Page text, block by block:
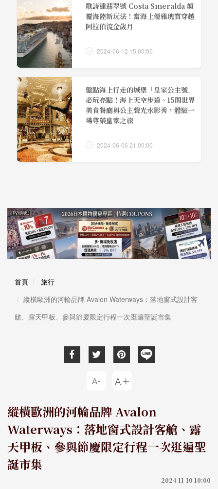
歌詩達翡翠號 Costa Smeralda 顛
覆海陸新玩法！當海上優雅瑰寶穿越
阿拉伯流金歲月
2024-06-12 15:00:00
盤點海上行走的城堡「皇家公主號」
必玩亮點！海上天空步道、15間世界
美食餐廳與公主聲光水影秀，體驗一
場尊榮皇家之旅
2024-06-06 21:00:00
首頁
旅行
縱橫歐洲的河輪品牌 Avalon Waterways：落地窗式設計客
艙、露天甲板、參與節慶限定行程一次逛遍聖誕市集
縱橫歐洲的河輪品牌 Avalon
Waterways：落地窗式設計客艙、露
天甲板、參與節慶限定行程一次逛遍聖
誕市集
2024-11-10 10:00